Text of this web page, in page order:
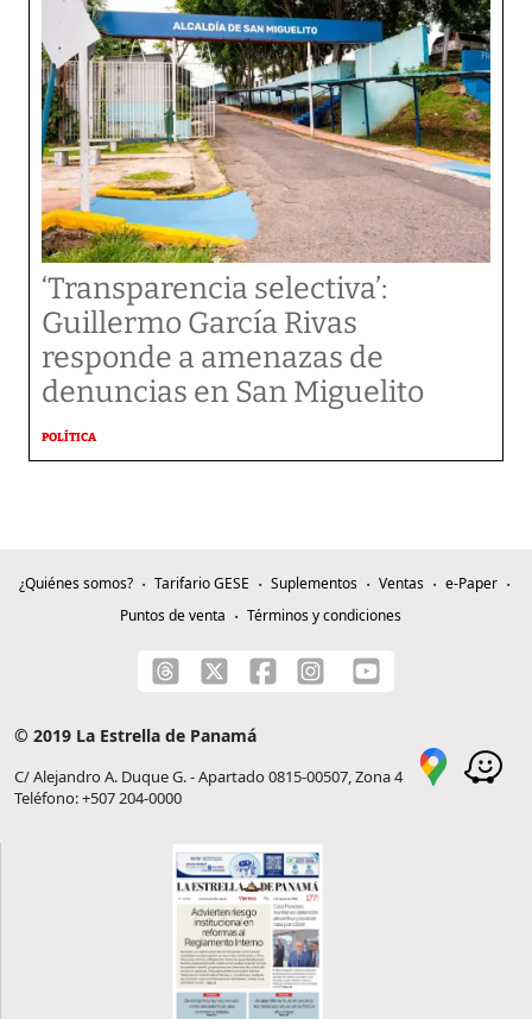
‘Transparencia selectiva’:
Guillermo García Rivas
responde a amenazas de
denuncias en San Miguelito
POLÍTICA
¿Quiénes somos? Tarifario GESE Suplementos Ventas
e-Paper
Puntos de venta
Términos y condiciones
© 2019 La Estrella de Panamá
C/ Alejandro A. Duque G. - Apartado 0815-00507, Zona 4
Teléfono: +507 204-0000